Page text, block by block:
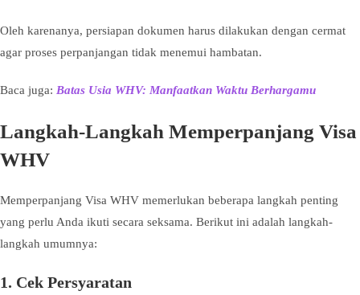
Oleh karenanya, persiapan dokumen harus dilakukan dengan cermat
agar proses perpanjangan tidak menemui hambatan.
Baca juga: Batas Usia WHV: Manfaatkan Waktu Berhargamu
Langkah-Langkah Memperpanjang Visa
WHV
Memperpanjang Visa WHV memerlukan beberapa langkah penting
yang perlu Anda ikuti secara seksama. Berikut ini adalah langkah-
langkah umumnya:
1. Cek Persyaratan